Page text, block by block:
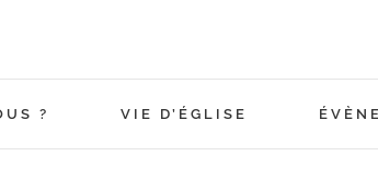
? VIE D’ÉGLISE